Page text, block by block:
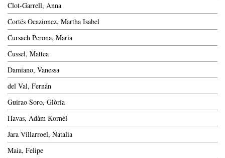
Clot-Garrell, Anna
Cortés Ocazionez, Martha Isabel
Cursach Perona, Maria
Cussel, Mattea
Damiano, Vanessa
del Val, Fernán
Guirao Soro, Glòria
Havas, Ádám Kornél
Jara Villarroel, Natalia
Maia, Felipe